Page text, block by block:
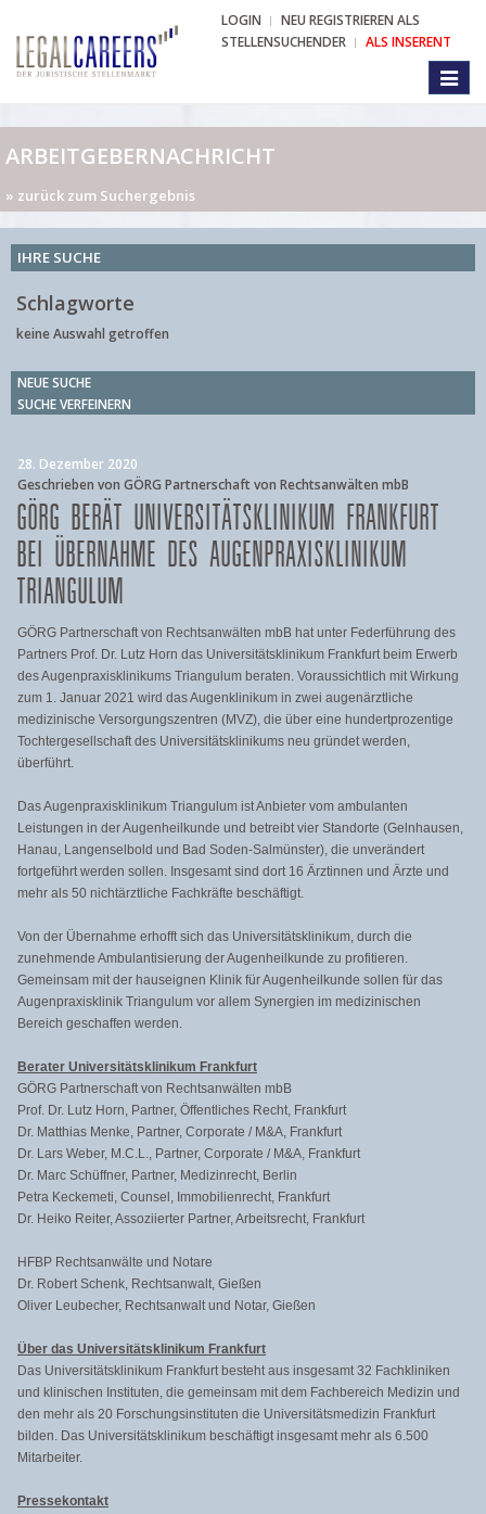
LOGIN
NEU REGISTRIEREN ALS
STELLENSUCHENDER
ALS INSERENT
ARBEITGEBERNACHRICHT
» zurück zum Suchergebnis
IHRE SUCHE
Schlagworte
keine Auswahl getroffen
NEUE SUCHE
SUCHE VERFEINERN
28. Dezember 2020
Geschrieben von GÖRG Partnerschaft von Rechtsanwälten mbB
GÖRG BERÄT UNIVERSITÄTSKLINIKUM FRANKFURT
BEI ÜBERNAHME DES AUGENPRAXISKLINIKUM
TRIANGULUM
GÖRG Partnerschaft von Rechtsanwälten mbB hat unter Federführung des
Partners Prof. Dr. Lutz Horn das Universitätsklinikum Frankfurt beim Erwerb
des Augenpraxisklinikums Triangulum beraten. Voraussichtlich mit Wirkung
zum 1. Januar 2021 wird das Augenklinikum in zwei augenärztliche
medizinische Versorgungszentren (MVZ), die über eine hundertprozentige
Tochtergesellschaft des Universitätsklinikums neu gründet werden,
überführt.
Das Augenpraxisklinikum Triangulum ist Anbieter vom ambulanten
Leistungen in der Augenheilkunde und betreibt vier Standorte (Gelnhausen,
Hanau, Langenselbold und Bad Soden-Salmünster), die unverändert
fortgeführt werden sollen. Insgesamt sind dort 16 Ärztinnen und Ärzte und
mehr als 50 nichtärztliche Fachkräfte beschäftigt.
Von der Übernahme erhofft sich das Universitätsklinikum, durch die
zunehmende Ambulantisierung der Augenheilkunde zu profitieren.
Gemeinsam mit der hauseignen Klinik für Augenheilkunde sollen für das
Augenpraxisklinik Triangulum vor allem Synergien im medizinischen
Bereich geschaffen werden.
Berater Universitätsklinikum Frankfurt
GÖRG Partnerschaft von Rechtsanwälten mbB
Prof. Dr. Lutz Horn, Partner, Öffentliches Recht, Frankfurt
Dr. Matthias Menke, Partner, Corporate / M&A, Frankfurt
Dr. Lars Weber, M.C.L., Partner, Corporate / M&A, Frankfurt
Dr. Marc Schüffner, Partner, Medizinrecht, Berlin
Petra Keckemeti, Counsel, Immobilienrecht, Frankfurt
Dr. Heiko Reiter, Assoziierter Partner, Arbeitsrecht, Frankfurt
HFBP Rechtsanwälte und Notare
Dr. Robert Schenk, Rechtsanwalt, Gießen
Oliver Leubecher, Rechtsanwalt und Notar, Gießen
Über das Universitätsklinikum Frankfurt
Das Universitätsklinikum Frankfurt besteht aus insgesamt 32 Fachkliniken
und klinischen Instituten, die gemeinsam mit dem Fachbereich Medizin und
den mehr als 20 Forschungsinstituten die Universitätsmedizin Frankfurt
bilden. Das Universitätsklinikum beschäftigt insgesamt mehr als 6.500
Mitarbeiter.
Pressekontakt